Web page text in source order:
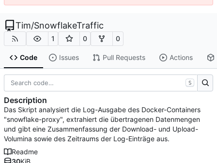
Tim/SnowflakeTraffic
1 0 0
Code Issues Pull Requests Actions
S
Description
Das Skript analysiert die Log-Ausgabe des Docker-Containers
"snowflake-proxy", extrahiert die übertragenen Datenmengen
und gibt eine Zusammenfassung der Download- und Upload-
Volumina sowie des Zeitraums der Log-Einträge aus.
Readme